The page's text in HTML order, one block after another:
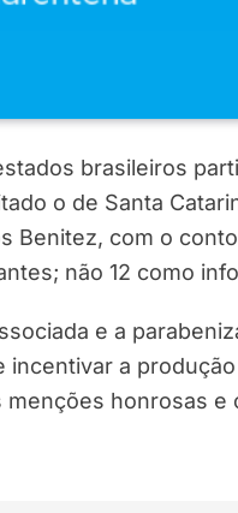
brasileiros
o de Santa
Benitez, com o
não 12 como
e a
a
honrosas